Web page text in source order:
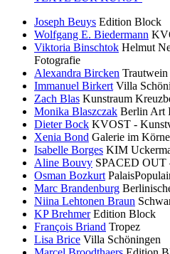
Joseph Beuys Edition Block
Wolfgang E. Biedermann
Viktoria Binschtok Helmut
Fotografie
Alexandra Bircken
Immanuel Birkert Villa
Zach Blas Kunstraum
Monika Blaszczak Berlin Art
Dieter Bock KVOST -
Xenia Bond Galerie im
Isabelle Borges KIM
Aline Bouvy SPACED OUT
Osman Bozkurt
Marc Brandenburg
Niina Lehtonen Braun
KP Brehmer Edition Block
François Briand Tropez
Lisa Brice Villa Schöningen